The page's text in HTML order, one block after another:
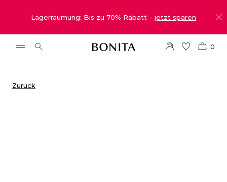
Lagerräumung: Bis zu 70% Rabatt – jetzt sparen
0
Zurück